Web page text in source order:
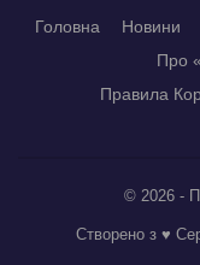
Головна Новини
Про
Правила
© 2026 -
Створено з ♥